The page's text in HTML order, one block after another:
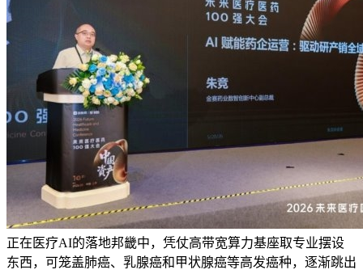
正在医疗AI的落地邦畿中，凭仗高带宽算力基座取专业摆设
东西，可笼盖肺癌、乳腺癌和甲状腺癌等高发癌种，逐渐跳出